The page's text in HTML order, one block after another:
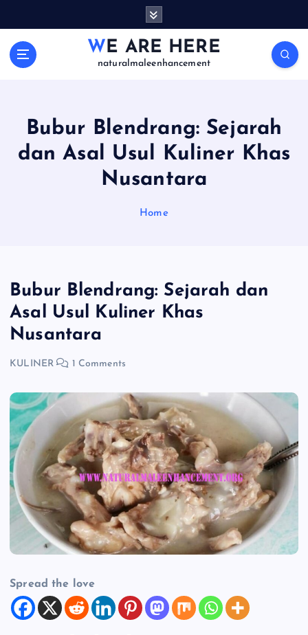
WE ARE HERE
naturalmaleenhancement
Bubur Blendrang: Sejarah
dan Asal Usul Kuliner Khas
Nusantara
Home
Bubur Blendrang: Sejarah dan
Asal Usul Kuliner Khas
Nusantara
KULINER 1 Comments
Spread the love